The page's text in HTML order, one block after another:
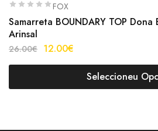
FOX
Samarreta BOUNDARY TOP Dona
Arinsal
26.00€ 12.00€
Seleccioneu